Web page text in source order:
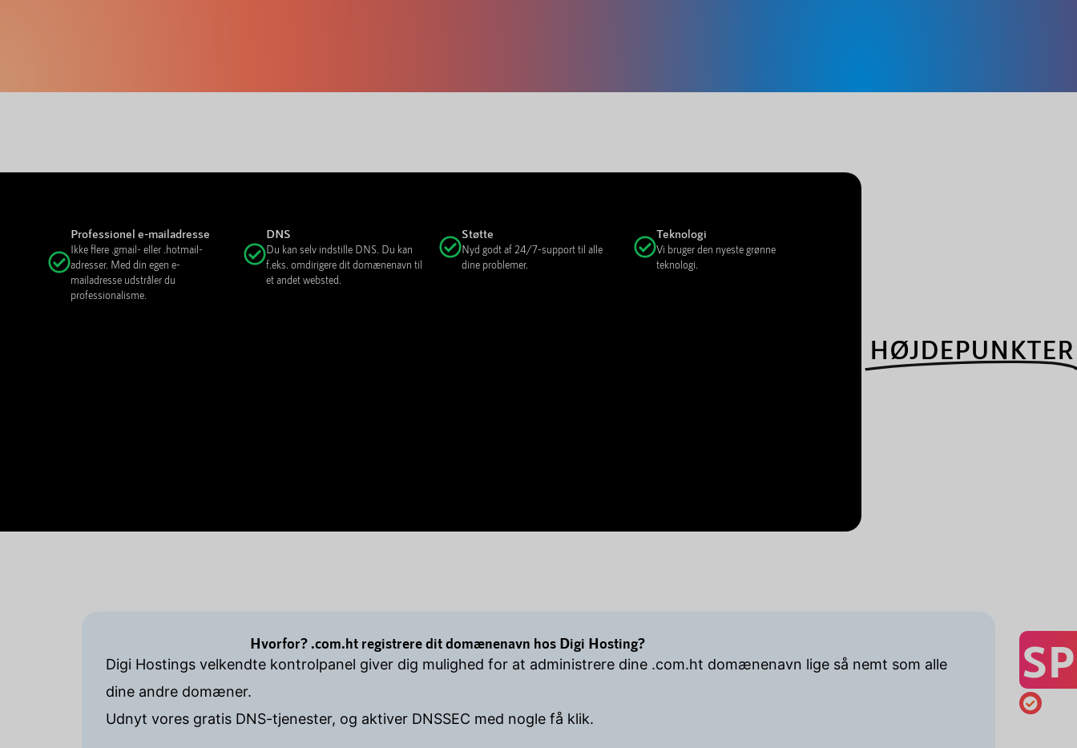
Professionel e-mailadresse
Ikke flere .gmail- eller .hotmail-
adresser. Med din egen e-
mailadresse udstråler du
professionalisme.
DNS
Du kan selv indstille DNS. Du kan
f.eks. omdirigere dit domænenavn til
et andet websted.
Støtte
Nyd godt af 24/7-support til alle
dine problemer.
Teknologi
Vi bruger den nyeste grønne
teknologi.
HØJDEPUNKTER
Hvorfor? .com.ht registrere dit domænenavn hos Digi Hosting?
Digi Hostings velkendte kontrolpanel giver dig mulighed for at administrere dine .com.ht domænenavn lige så nemt som alle
dine andre domæner.
Udnyt vores gratis DNS-tjenester, og aktiver DNSSEC med nogle få klik.